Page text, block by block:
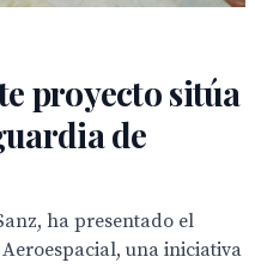
proyecto sitúa
de
ha presentado el
una iniciativa